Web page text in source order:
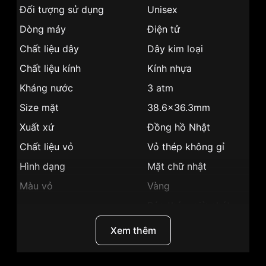
Đối tượng sử dụng
Unisex
Dòng máy
Điện tử
Chất liệu dây
Dây kim loại
Chất liệu kính
Kính nhựa
Kháng nước
3 atm
Size mặt
38.6x36.3mm
Xuất xứ
Đồng hồ Nhật
Chất liệu vỏ
Vỏ thép không gỉ
Hình dạng
Mặt chữ nhật
Màu vỏ
Vàng
giây
13.5mm
Xem thêm